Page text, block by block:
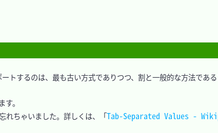
するのは、最も古い方式でありつつ、割と一般的な方法であ
。
れちゃいました。詳しくは、「Tab-Separated Values -